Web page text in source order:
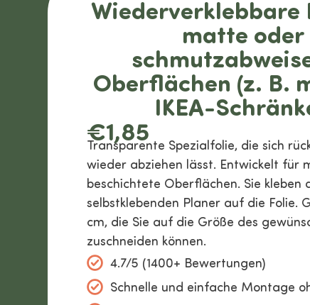
Wiederverklebbare
matte oder
Oberflächen (z. B.
IKEA-
€1,85
Transparente Spezialfolie, die sich
wieder abziehen lässt. Entwickelt für
beschichtete Oberflächen. Sie kleben
selbstklebenden Planer auf die Folie.
cm, die Sie auf die Größe des
zuschneiden können.
4.7/5 (1400+ Bewertungen)
Schnelle und einfache Montage